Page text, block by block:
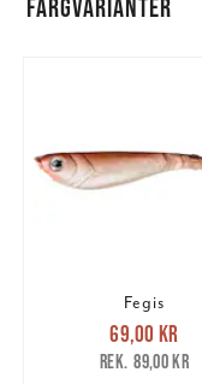
FÄRGVARIANTER
Fegis
Nuvarande pris
69,00 krTidigare
89,00 kr
69,00 kr
89,00 kr